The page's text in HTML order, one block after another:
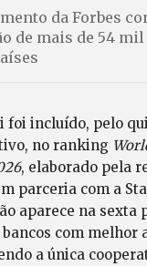
da Forbes
de mais de 54
foi incluído, pelo
no ranking
, elaborado pela
parceria com a
aparece na sexta
com melhor
a única